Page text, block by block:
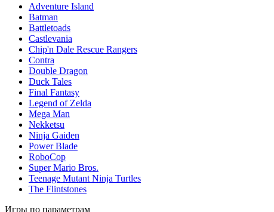
Adventure Island
Batman
Battletoads
Castlevania
Chip'n Dale Rescue Rangers
Contra
Double Dragon
Duck Tales
Final Fantasy
Legend of Zelda
Mega Man
Nekketsu
Ninja Gaiden
Power Blade
RoboCop
Super Mario Bros.
Teenage Mutant Ninja Turtles
The Flintstones
Игры по параметрам